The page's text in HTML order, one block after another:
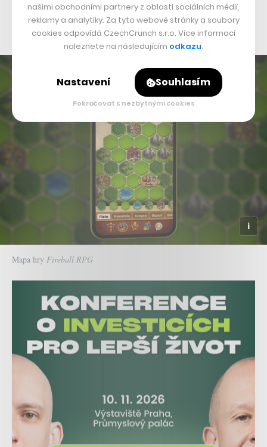
minulosti pracoval pro tuzemský analytický startup
SpaceKnow.
Mapa hry Fireball RPG
našimi obchodními partnery z oblasti sociálních médií,
reklamy a analytiky. Za tyto webové stránky a soubory
cookies odpovídá CzechCrunch s.r.o. Více informací
naleznete na následujícím odkazu.
Nastavení Souhlasím
Pokračovat s nezbytnými cookies